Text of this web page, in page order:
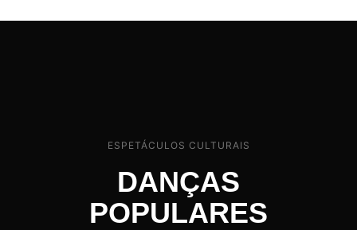
ESPETÁCULOS CULTURAIS
DANÇAS
POPULARES